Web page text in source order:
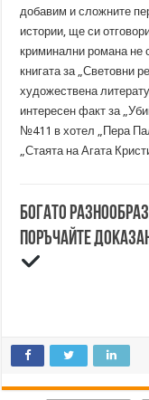
добавим и сложните
истории, ще си
криминални романа не
книгата за „Световни
художествена
интересен факт за
№411 в хотел „Пера
„Стаята на Агата
Богато
Поръчайте